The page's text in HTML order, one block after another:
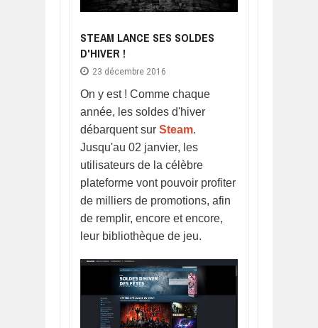
STEAM LANCE SES SOLDES
D'HIVER !
23 décembre 2016
On y est ! Comme chaque
année, les soldes d'hiver
débarquent sur Steam.
Jusqu'au 02 janvier, les
utilisateurs de la célèbre
plateforme vont pouvoir profiter
de milliers de promotions, afin
de remplir, encore et encore,
leur bibliothèque de jeu.